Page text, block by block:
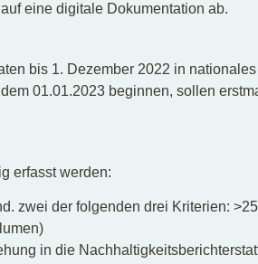
eine digitale Dokumentation ab.
bis 1. Dezember 2022 in
01.01.2023 beginnen, sollen
erfasst werden:
zwei der folgenden drei Kriterien:
in die